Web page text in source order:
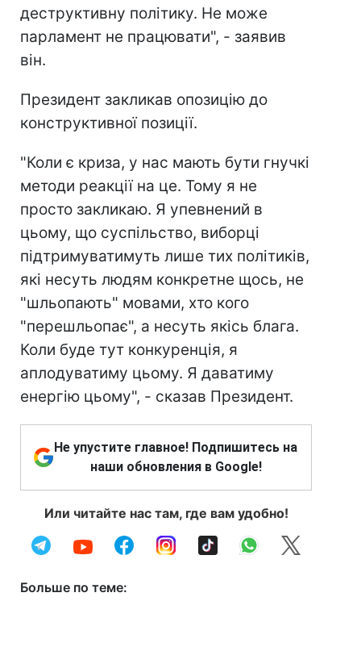
деструктивну політику. Не може
парламент не працювати", - заявив
він.
Президент закликав опозицію до
конструктивної позиції.
"Коли є криза, у нас мають бути гнучкі
методи реакції на це. Тому я не
просто закликаю. Я упевнений в
цьому, що суспільство, виборці
підтримуватимуть лише тих політиків,
які несуть людям конкретне щось, не
"шльопають" мовами, хто кого
"перешльопає", а несуть якісь блага.
Коли буде тут конкуренція, я
аплодуватиму цьому. Я даватиму
енергію цьому", - сказав Президент.
Не упустите главное! Подпишитесь на
наши обновления в Google!
Или читайте нас там, где вам удобно!
Больше по теме: